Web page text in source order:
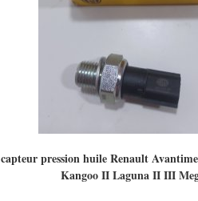
capteur pression huile Renault
Kangoo II Laguna II III